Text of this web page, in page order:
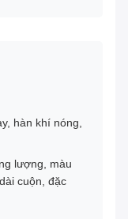
hàn khí nóng,
lượng, màu
cuộn, đặc